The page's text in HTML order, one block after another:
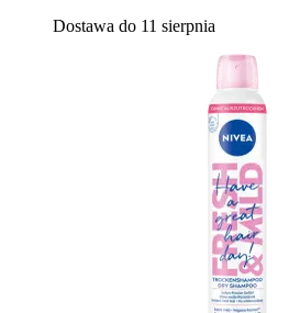
Dostawa do 11 sierpnia